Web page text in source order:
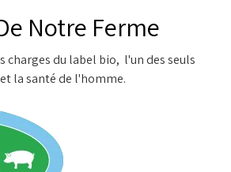
Notre Ferme
charges du label bio, l'un des seuls
la santé de l'homme.